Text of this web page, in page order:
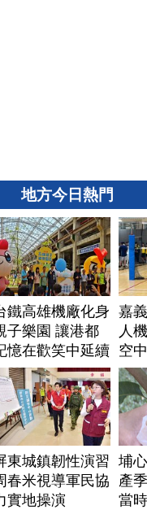
地方今日熱門
鐵高雄機廠化身
子樂園 讓港都
憶在歡笑中延續
嘉
人
空
東城鎮韌性演習
春米視導軍民協
實地操演
埔
產
當時